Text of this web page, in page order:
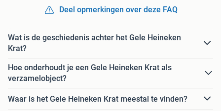
Deel opmerkingen over deze FAQ
Wat is de geschiedenis achter het Gele Heineken
Krat?
Hoe onderhoudt je een Gele Heineken Krat als
verzamelobject?
Waar is het Gele Heineken Krat meestal te vinden?